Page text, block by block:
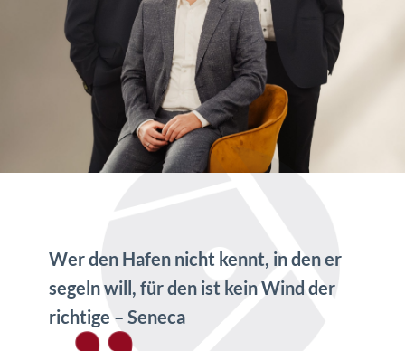
Wer den Hafen nicht kennt, in den er
segeln will, für den ist kein Wind der
richtige – Seneca